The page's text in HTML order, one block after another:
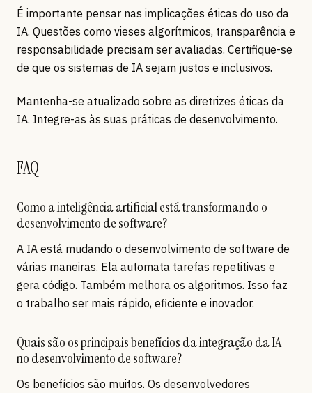
É importante pensar nas implicações éticas do uso da
IA. Questões como vieses algorítmicos, transparência e
responsabilidade precisam ser avaliadas. Certifique-se
de que os sistemas de IA sejam justos e inclusivos.
Mantenha-se atualizado sobre as diretrizes éticas da
IA. Integre-as às suas práticas de desenvolvimento.
FAQ
Como a inteligência artificial está transformando o
desenvolvimento de software?
A IA está mudando o desenvolvimento de software de
várias maneiras. Ela automata tarefas repetitivas e
gera código. Também melhora os algoritmos. Isso faz
o trabalho ser mais rápido, eficiente e inovador.
Quais são os principais benefícios da integração da IA
no desenvolvimento de software?
Os benefícios são muitos. Os desenvolvedores